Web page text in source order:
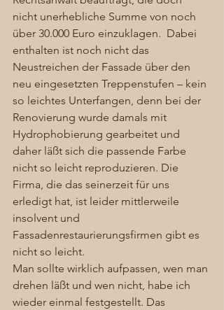
nicht unerhebliche Summe von noch
über 30.000 Euro einzuklagen.  Dabei
enthalten ist noch nicht das
Neustreichen der Fassade über den
neu eingesetzten Treppenstufen – kein
so leichtes Unterfangen, denn bei der
Renovierung wurde damals mit
Hydrophobierung gearbeitet und
daher läßt sich die passende Farbe
nicht so leicht reproduzieren. Die
Firma, die das seinerzeit für uns
erledigt hat, ist leider mittlerweile
insolvent und
Fassadenrestaurierungsfirmen gibt es
nicht so leicht.
Man sollte wirklich aufpassen, wen man
drehen läßt und wen nicht, habe ich
wieder einmal festgestellt. Das